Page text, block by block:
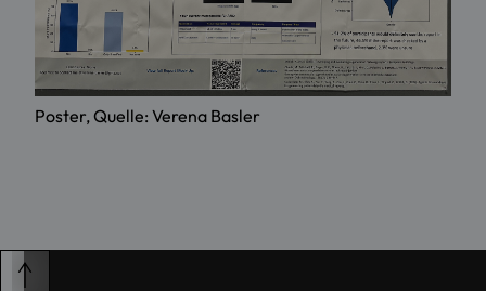
Poster, Quelle: Verena Basler